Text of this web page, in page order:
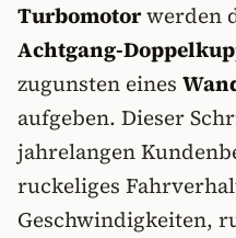
Turbomotorwerden
Achtgang-
zugunsten eines
aufgeben. Dieser
jahrelangen
ruckeliges
Geschwindigkeiten,